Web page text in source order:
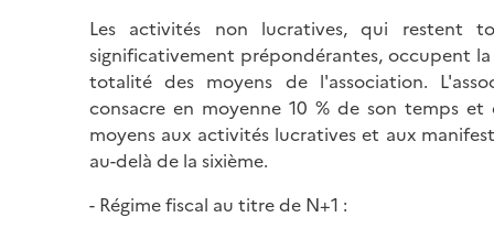
Les activités non lucratives, qui restent
significativement prépondérantes, occupent la
totalité des moyens de l'association.
consacre en moyenne 10 % de son temps et
moyens aux activités lucratives et aux
au-delà de la sixième.
Régime fiscal au titre de N+1 :